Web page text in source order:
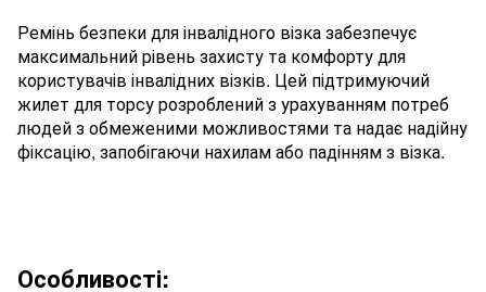
Ремінь безпеки для інвалідного візка забезпечує
максимальний рівень захисту та комфорту для
користувачів інвалідних візків. Цей підтримуючий
жилет для торсу розроблений з урахуванням потреб
людей з обмеженими можливостями та надає надійну
фіксацію, запобігаючи нахилам або падінням з візка.
Особливості: